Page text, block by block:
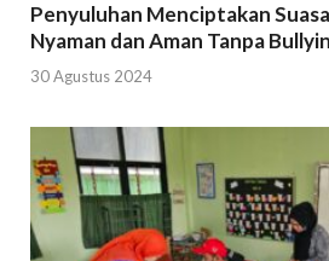
Penyuluhan Menciptakan
Nyaman dan Aman Tanpa
30 Agustus 2024